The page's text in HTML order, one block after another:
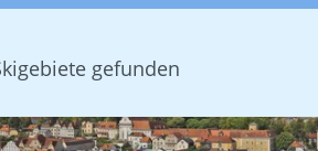
gefunden